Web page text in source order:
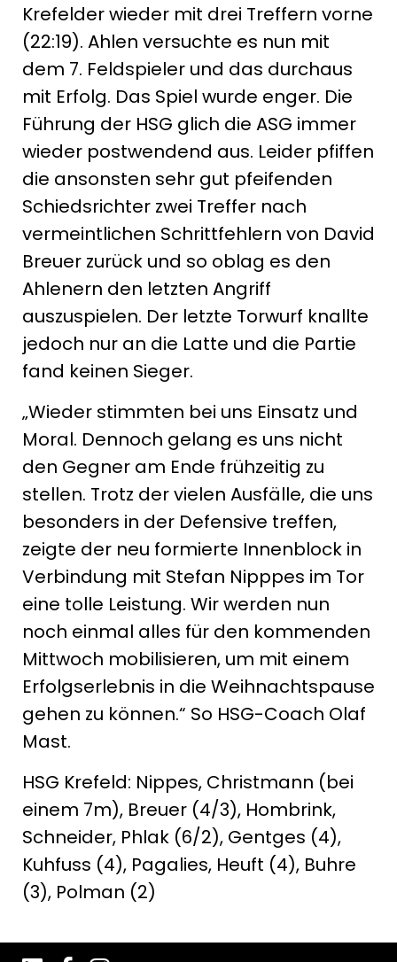
Krefelder wieder mit drei Treffern vorne
(22:19). Ahlen versuchte es nun mit
dem 7. Feldspieler und das durchaus
mit Erfolg. Das Spiel wurde enger. Die
Führung der HSG glich die ASG immer
wieder postwendend aus. Leider pfiffen
die ansonsten sehr gut pfeifenden
Schiedsrichter zwei Treffer nach
vermeintlichen Schrittfehlern von David
Breuer zurück und so oblag es den
Ahlenern den letzten Angriff
auszuspielen. Der letzte Torwurf knallte
jedoch nur an die Latte und die Partie
fand keinen Sieger.
„Wieder stimmten bei uns Einsatz und
Moral. Dennoch gelang es uns nicht
den Gegner am Ende frühzeitig zu
stellen. Trotz der vielen Ausfälle, die uns
besonders in der Defensive treffen,
zeigte der neu formierte Innenblock in
Verbindung mit Stefan Nipppes im Tor
eine tolle Leistung. Wir werden nun
noch einmal alles für den kommenden
Mittwoch mobilisieren, um mit einem
Erfolgserlebnis in die Weihnachtspause
gehen zu können.“ So HSG-Coach Olaf
Mast.
HSG Krefeld: Nippes, Christmann (bei
einem 7m), Breuer (4/3), Hombrink,
Schneider, Phlak (6/2), Gentges (4),
Kuhfuss (4), Pagalies, Heuft (4), Buhre
(3), Polman (2)